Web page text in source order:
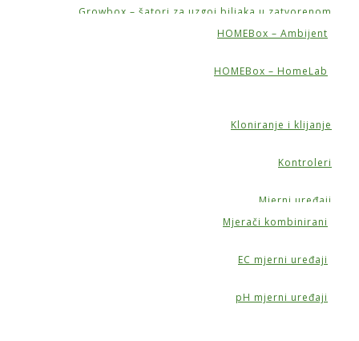
Growbox – šatori za uzgoj biljaka u zatvorenom
HOMEBox – Ambijent
HOMEBox – HomeLab
Kloniranje i klijanje
Kontroleri
Mjerni uređaji
Mjerači kombinirani
EC mjerni uređaji
pH mjerni uređaji